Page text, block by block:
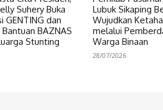
Suhery Buka
GENTING dan
BAZNAS
Stunting
Lubuk Sikaping
Wujudkan
melalui
Warga Binaan
28/07/2026